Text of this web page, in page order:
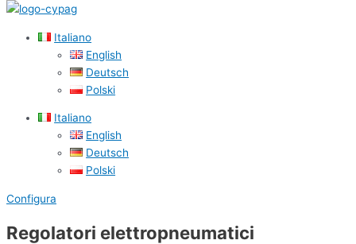
Italiano
English
Deutsch
Polski
Italiano
English
Deutsch
Polski
Configura
Regolatori elettropneumatici